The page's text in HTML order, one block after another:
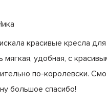
красивые кресла
мягкая, удобная, с
по-королевски.
большое спасибо!